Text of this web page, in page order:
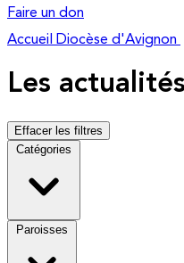
Faire un don
Accueil
Diocèse d'Avignon
Les
Effacer les filtres
Catégories
Paroisses